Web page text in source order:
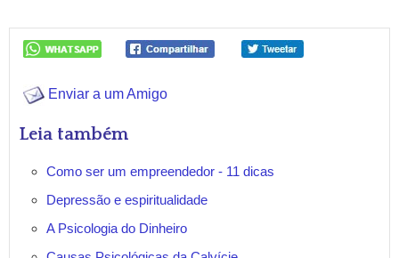
Enviar a um Amigo
Leia também
Como ser um empreendedor - 11 dicas
Depressão e espiritualidade
A Psicologia do Dinheiro